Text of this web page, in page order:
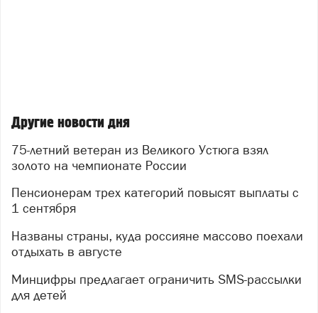
Другие новости дня
75-летний ветеран из Великого Устюга взял
золото на чемпионате России
Пенсионерам трех категорий повысят выплаты с
1 сентября
Названы страны, куда россияне массово поехали
отдыхать в августе
Минцифры предлагает ограничить SMS-рассылки
для детей